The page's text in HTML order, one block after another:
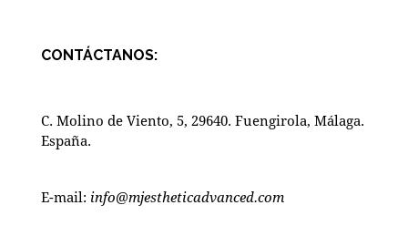
CONTÁCTANOS:
C. Molino de Viento, 5, 29640. Fuengirola, Málaga.
España.
E-mail: info@mjestheticadvanced.com